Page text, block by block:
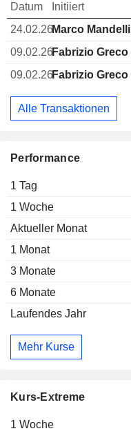
Performance
1 Tag
1 Woche
Aktueller Monat
1 Monat
3 Monate
6 Monate
Laufendes Jahr
Mehr Kurse
Kurs-Extreme
1 Woche
Datum Initiiert
24.02.26Marco Mandelli
09.02.26Fabrizio Greco
09.02.26Fabrizio Greco
Alle Transaktionen